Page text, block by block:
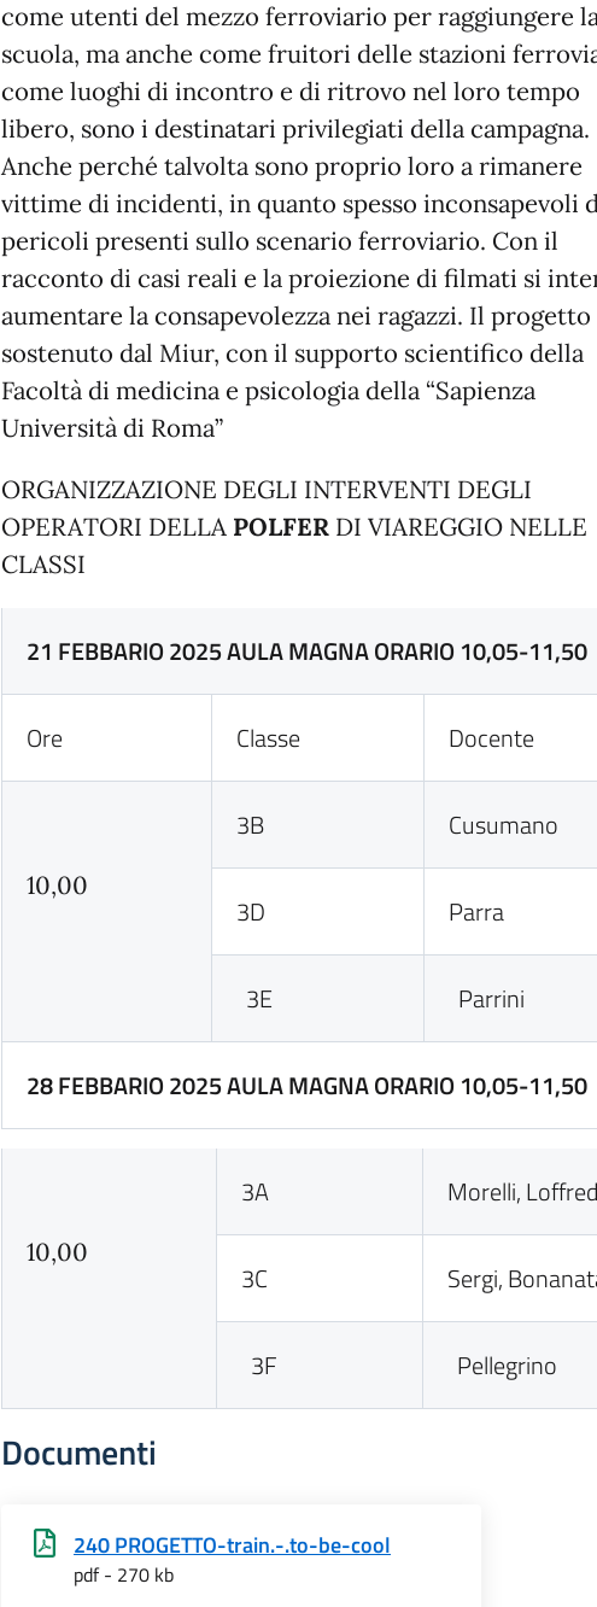
come utenti del mezzo ferroviario per raggiungere
scuola, ma anche come fruitori delle stazioni
come luoghi di incontro e di ritrovo nel loro tempo
libero, sono i destinatari privilegiati della campagna.
Anche perché talvolta sono proprio loro a rimanere
vittime di incidenti, in quanto spesso inconsapevoli
pericoli presenti sullo scenario ferroviario. Con il
racconto di casi reali e la proiezione di filmati si
aumentare la consapevolezza nei ragazzi. Il progetto
sostenuto dal Miur, con il supporto scientifico della
Facoltà di medicina e psicologia della “Sapienza
Università di Roma”
ORGANIZZAZIONE DEGLI INTERVENTI DEGLI
OPERATORI DELLA POLFER DI VIAREGGIO NELLE
CLASSI
21 FEBBARIO 2025 AULA MAGNA ORARIO 10,05-11,50
Ore Classe Docente
10,00
3B Cusumano
3D Parra
3E Parrini
28 FEBBARIO 2025 AULA MAGNA ORARIO 10,05-11,50
10,00
3A Morelli,
3C Sergi,
3F Pellegrino
Documenti
240 PROGETTO-train.-.to-be-cool
pdf - 270 kb